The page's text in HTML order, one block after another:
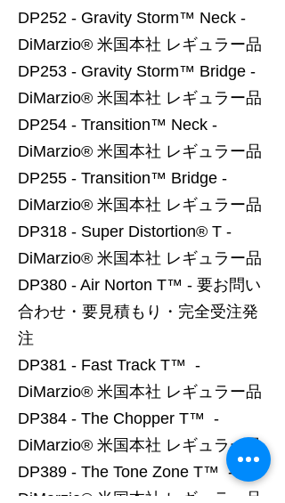
DP252 - Gravity Storm™ Neck -
DiMarzio® 米国本社 レギュラー品
DP253 - Gravity Storm™ Bridge -
DiMarzio® 米国本社 レギュラー品
DP254 - Transition™ Neck -
DiMarzio® 米国本社 レギュラー品
DP255 - Transition™ Bridge -
DiMarzio® 米国本社 レギュラー品
DP318 - Super Distortion® T -
DiMarzio® 米国本社 レギュラー品
DP380 - Air Norton T™ - 要お問い
合わせ・要見積もり・完全受注発
注
DP381 - Fast Track T™ -
DiMarzio® 米国本社 レギュラー品
DP384 - The Chopper T™ -
DiMarzio® 米国本社 レギュラー品
DP389 - The Tone Zone T™ -
DiMarzio® 米国本社 レギュラー品